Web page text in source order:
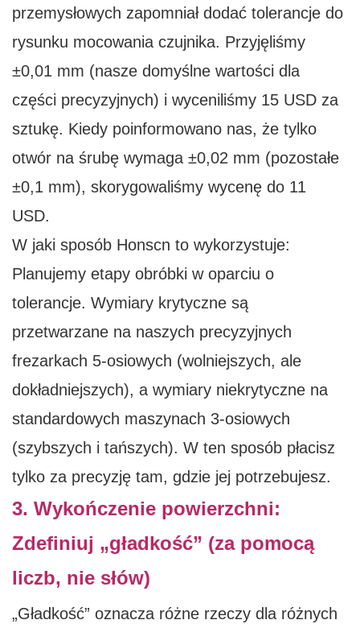
przemysłowych zapomniał dodać tolerancje do
rysunku mocowania czujnika. Przyjęliśmy
±0,01 mm (nasze domyślne wartości dla
części precyzyjnych) i wyceniliśmy 15 USD za
sztukę. Kiedy poinformowano nas, że tylko
otwór na śrubę wymaga ±0,02 mm (pozostałe
±0,1 mm), skorygowaliśmy wycenę do 11
USD.
W jaki sposób Honscn to wykorzystuje:
Planujemy etapy obróbki w oparciu o
tolerancje. Wymiary krytyczne są
przetwarzane na naszych precyzyjnych
frezarkach 5-osiowych (wolniejszych, ale
dokładniejszych), a wymiary niekrytyczne na
standardowych maszynach 3-osiowych
(szybszych i tańszych). W ten sposób płacisz
tylko za precyzję tam, gdzie jej potrzebujesz.
3. Wykończenie powierzchni:
Zdefiniuj „gładkość” (za pomocą
liczb, nie słów)
„Gładkość” oznacza różne rzeczy dla różnych